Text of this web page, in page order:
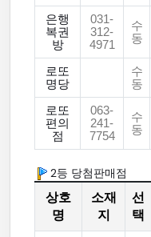
은행
복권
방
031-
312-
4971
수
동
로또
명당
수
동
로또
편의
점
063-
241-
7754
수
동
2등 당첨판매점
상호
명
소재
지
선
택